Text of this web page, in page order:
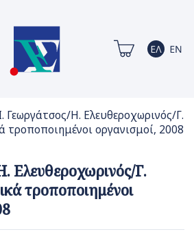
Γεωργάτσος/Η. Ελευθεροχωρινός/Γ.
τροποποιημένοι οργανισμοί, 2008
Ελευθεροχωρινός/Γ.
τροποποιημένοι